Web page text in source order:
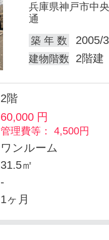
兵庫県神戸市中
通
築 年 数
2005/
建物階数 2階建
2階
60,000 円
管理費等： 4,500円
ワンルーム
31.5㎡
-
1ヶ月